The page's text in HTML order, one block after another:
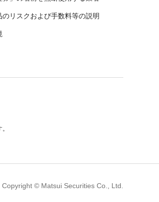
のリスクおよび手数料等の説明
Copyright © Matsui Securities Co., Ltd.